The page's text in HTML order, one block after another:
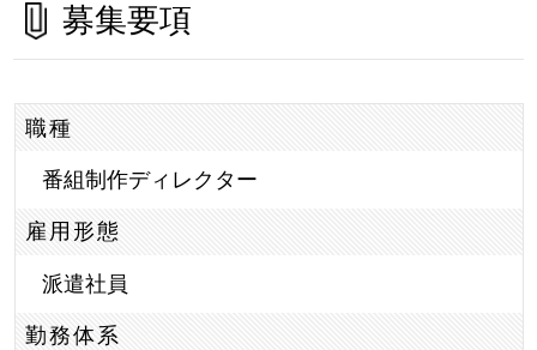
募集要項
職種
番組制作ディレクター
雇用形態
派遣社員
勤務体系